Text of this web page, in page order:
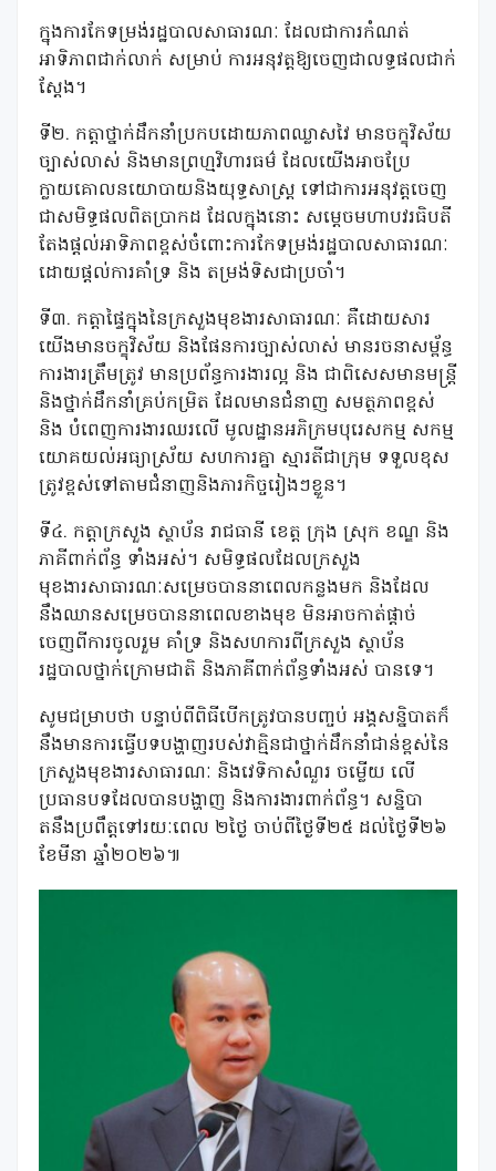
ក្នុងការកែទម្រង់រដ្ឋបាលសាធារណៈ ដែលជាការកំណត់
អាទិភាពជាក់លាក់ សម្រាប់ ការអនុវត្តឱ្យចេញជាលទ្ធផលជាក់
ស្តែង។
ទី២. កត្តាថ្នាក់ដឹកនាំប្រកបដោយភាពឈ្លាសវៃ មានចក្ខុវិស័យ
ច្បាស់លាស់ និងមានព្រហ្មវិហារធម៌ ដែលយើងអាចប្រែ
ក្លាយគោលនយោបាយនិងយុទ្ធសាស្ត្រ ទៅជាការអនុវត្តចេញ
ជាសមិទ្ធផលពិតប្រាកដ ដែលក្នុងនោះ សម្តេចមហាបវរធិបតី
តែងផ្តល់អាទិភាពខ្ពស់ចំពោះការកែទម្រង់រដ្ឋបាលសាធារណៈ
ដោយផ្តល់ការគាំទ្រ និង តម្រង់ទិសជាប្រចាំ។
ទី៣. កត្តាផ្ទៃក្នុងនៃក្រសួងមុខងារសាធារណៈ គឺដោយសារ
យើងមានចក្ខុវិស័យ និងផែនការច្បាស់លាស់ មានរចនាសម្ព័ន្ធ
ការងារត្រឹមត្រូវ មានប្រព័ន្ធការងារល្អ និង ជាពិសេសមានមន្ត្រី
និងថ្នាក់ដឹកនាំគ្រប់កម្រិត ដែលមានជំនាញ សមត្ថភាពខ្ពស់
និង បំពេញការងារឈរលើ មូលដ្ឋានអភិក្រមបុរេសកម្ម សកម្ម
យោគយល់អធ្យាស្រ័យ សហការគ្នា ស្មារតីជាក្រុម ទទួលខុស
ត្រូវខ្ពស់ទៅតាមជំនាញនិងភារកិច្ចរៀងៗខ្លួន។
ទី៤. កត្តាក្រសួង ស្ថាប័ន រាជធានី ខេត្ត ក្រុង ស្រុក ខណ្ឌ និង
ភាគីពាក់ព័ន្ធ ទាំងអស់។ សមិទ្ធផលដែលក្រសួង
មុខងារសាធារណៈសម្រេចបាននាពេលកន្លងមក និងដែល
នឹងឈានសម្រេចបាននាពេលខាងមុខ មិនអាចកាត់ផ្តាច់
ចេញពីការចូលរួម គាំទ្រ និងសហការពីក្រសួង ស្ថាប័ន
រដ្ឋបាលថ្នាក់ក្រោមជាតិ និងភាគីពាក់ព័ន្ធទាំងអស់ បានទេ។
សូមជម្រាបថា បន្ទាប់ពីពិធីបើកត្រូវបានបញ្ចប់ អង្គសន្និបាតក៏
នឹងមានការធ្វើបទបង្ហាញរបស់វាគ្មិនជាថ្នាក់ដឹកនាំជាន់ខ្ពស់នៃ
ក្រសួងមុខងារសាធារណៈ និងវេទិកាសំណួរ ចម្លើយ លើ
ប្រធានបទដែលបានបង្ហាញ និងការងារពាក់ព័ន្ធ។ សន្និបា
តនឹងប្រពឹត្តទៅរយៈពេល ២ថ្ងៃ ចាប់ពីថ្ងៃទី២៥ ដល់ថ្ងៃទី២៦
ខែមីនា ឆ្នាំ២០២៦៕